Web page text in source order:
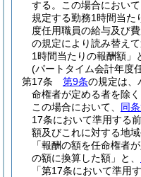
する。
この場合において
規定する勤務1時間当た
度任用職員の給与及び
の規定により読み替え
1時間当たりの報酬額」
(パートタイム会計年度
第17条
第9条の規定は、
命権者が定める者を除
この場合において、 同
17条において準用する前
額及びこれに対する地
「報酬の額を任命権者
の額に換算した額」と、
「第17条において準用